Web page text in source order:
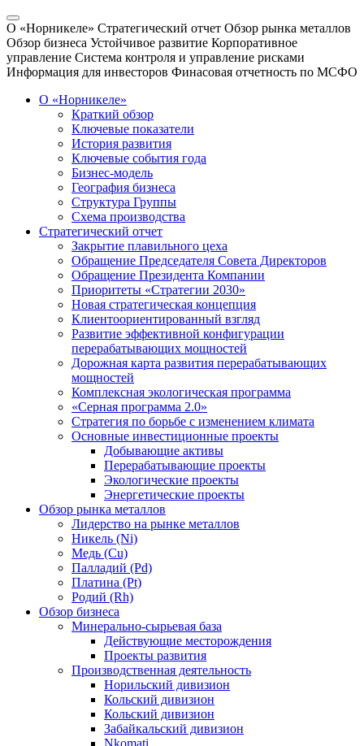
О «Норникеле» Стратегический отчет Обзор рынка металлов
Обзор бизнеса Устойчивое развитие Корпоративное
управление Система контроля и управление рисками
Информация для инвесторов Финасовая отчетность по МСФО
О «Норникеле»
Краткий обзор
Ключевые показатели
История развития
Ключевые события года
Бизнес-модель
География бизнеса
Структура Группы
Схема производства
Стратегический отчет
Закрытие плавильного цеха
Обращение Председателя Совета Директоров
Обращение Президента Компании
Приоритеты «Стратегии 2030»
Новая стратегическая концепция
Клиентоориентированный взгляд
Развитие эффективной конфигурации
перерабатывающих мощностей
Дорожная карта развития перерабатывающих
мощностей
Комплексная экологическая программа
«Серная программа 2.0»
Стратегия по борьбе с изменением климата
Основные инвестиционные проекты
Добывающие активы
Перерабатывающие проекты
Экологические проекты
Энергетические проекты
Обзор рынка металлов
Лидерство на рынке металлов
Никель (Ni)
Медь (Cu)
Палладий (Pd)
Платина (Pt)
Родий (Rh)
Обзор бизнеса
Минерально-сырьевая база
Действующие месторождения
Проекты развития
Производственная деятельность
Норильский дивизион
Кольский дивизион
Кольский дивизион
Забайкальский дивизион
Nkomati